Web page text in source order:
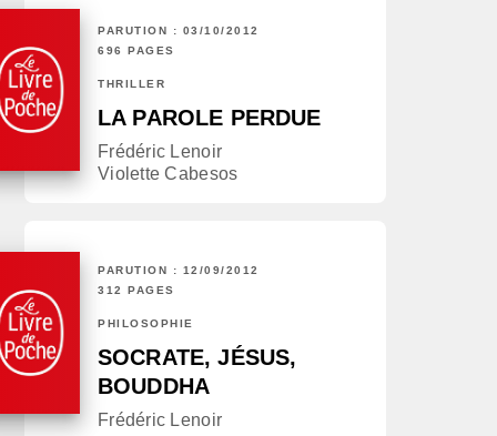
PARUTION : 03/10/2012
696 PAGES
THRILLER
LA PAROLE PERDUE
Frédéric Lenoir
Violette Cabesos
PARUTION : 12/09/2012
312 PAGES
PHILOSOPHIE
SOCRATE, JÉSUS,
BOUDDHA
Frédéric Lenoir